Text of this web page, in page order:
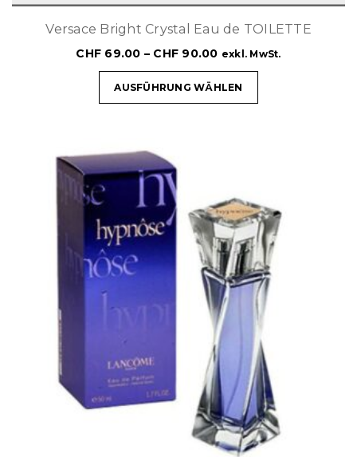
Versace Bright Crystal Eau de TOILETTE
CHF 69.00 – CHF 90.00 exkl. MwSt.
AUSFÜHRUNG WÄHLEN